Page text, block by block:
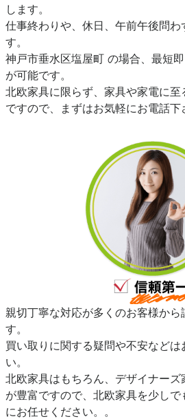
します。
仕事終わりや、休日、午前午後問わ
す。
神戸市垂水区塩屋町 の場合、最短
が可能です。
北欧家具に限らず、家具や家電に
ですので、まずはお気軽にお電話下
親切丁寧な対応が多くのお客様から
す。
買い取りに関する疑問や不安などは
い。
北欧家具はもちろん、デザイナー
が豊富ですので、北欧家具を少し
にお任せください。。